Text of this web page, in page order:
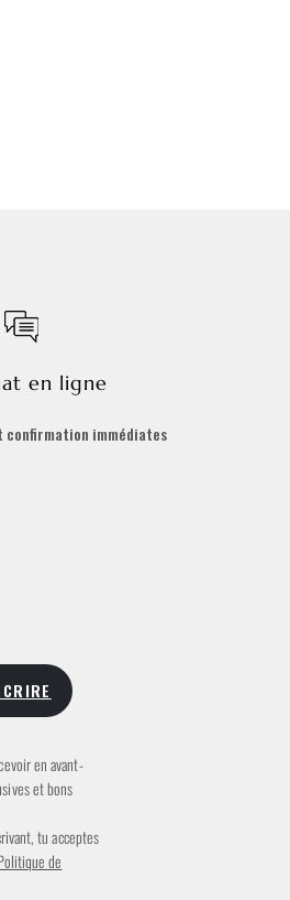
en ligne
confirmation immédiates
en avant-
et bons
tu acceptes
de